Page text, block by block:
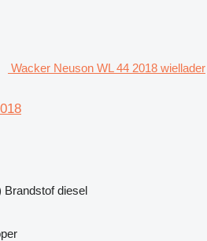
Wacker Neuson WL 44 2018 wiellader
Brandstof diesel